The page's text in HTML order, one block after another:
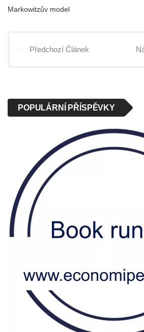
Markowitzův model
Předchozí Článek
POPULÁRNÍ PŘÍSPĚVKY